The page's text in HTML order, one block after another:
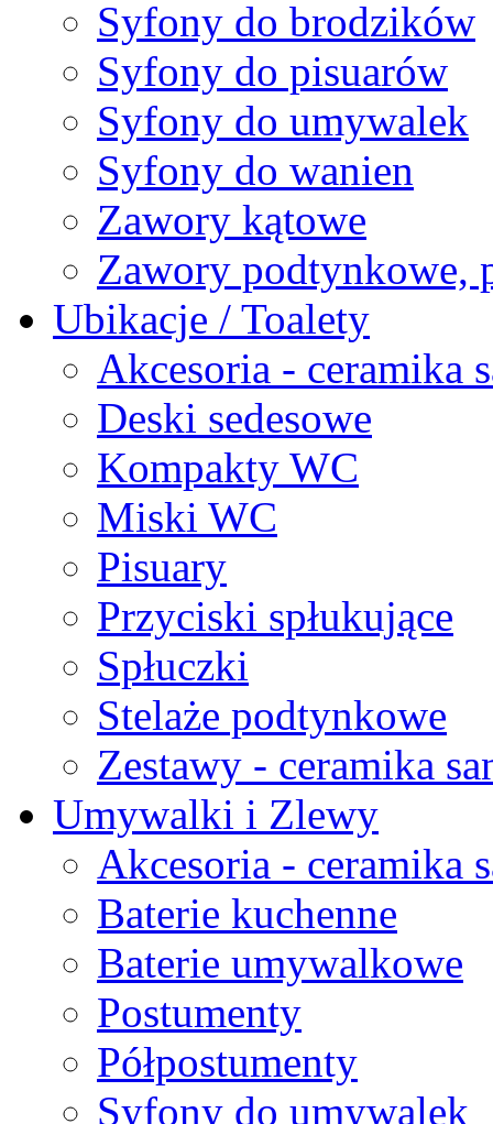
Syfony do brodzików
Syfony do pisuarów
Syfony do umywalek
Syfony do wanien
Zawory kątowe
Zawory podtynkowe,
Ubikacje / Toalety
Akcesoria - ceramika
Deski sedesowe
Kompakty WC
Miski WC
Pisuary
Przyciski spłukujące
Spłuczki
Stelaże podtynkowe
Zestawy - ceramika
Umywalki i Zlewy
Akcesoria - ceramika
Baterie kuchenne
Baterie umywalkowe
Postumenty
Półpostumenty
Syfony do umywalek